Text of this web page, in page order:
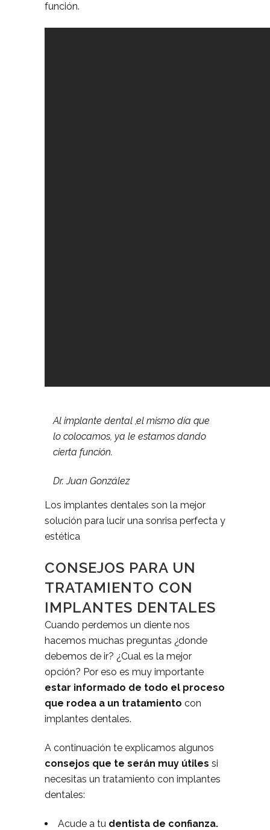
función.
Al implante dental ,el mismo día que
lo colocamos, ya le estamos dando
cierta función.
Dr. Juan González
Los implantes dentales son la mejor
solución para lucir una sonrisa perfecta y
estética
CONSEJOS PARA UN
TRATAMIENTO CON
IMPLANTES DENTALES
Cuando perdemos un diente nos
hacemos muchas preguntas ¿donde
debemos de ir? ¿Cual es la mejor
opción? Por eso es muy importante
estar informado de todo el proceso
que rodea a un tratamiento con
implantes dentales.
A continuación te explicamos algunos
consejos que te serán muy útiles si
necesitas un tratamiento con implantes
dentales:
Acude a tu dentista de confianza.